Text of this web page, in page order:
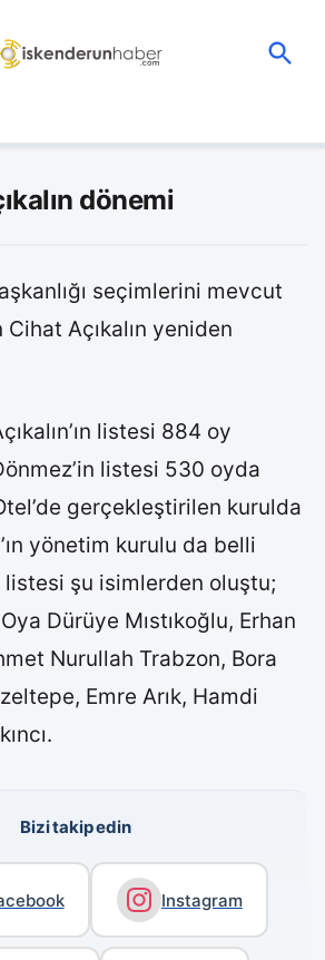
dönemi
seçimlerini mevcut
Açıkalın yeniden
listesi 884 oy
listesi 530 oyda
gerçekleştirilen kurulda
yönetim kurulu da belli
listesi şu isimlerden oluştu;
Dürüye Mıstıkoğlu, Erhan
Nurullah Trabzon, Bora
Emre Arık, Hamdi
Bizi takip edin
Instagram